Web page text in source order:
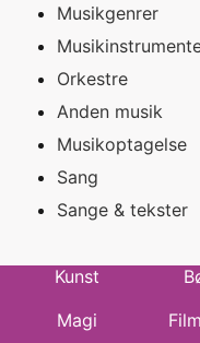
Musikgenrer
Orkestre
Anden musik
Musikoptagelse
Sang
Sange & tekster
Kunst
Magi